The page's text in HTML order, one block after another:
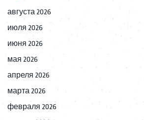
августа 2026
июля 2026
июня 2026
мая 2026
апреля 2026
марта 2026
февраля 2026